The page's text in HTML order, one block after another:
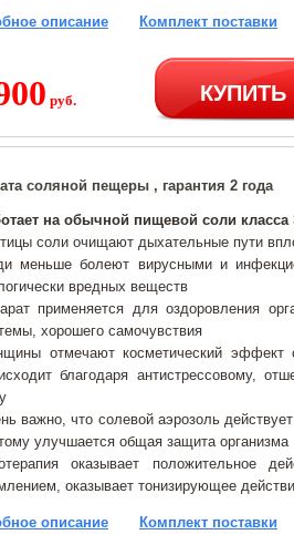
описание Комплект поставки
руб. КУПИТЬ
соляной пещеры , гарантия 2 года
на обычной пищевой соли
соли очищают дыхательные пути
меньше болеют вирусными и
вредных веществ
применяется для оздоровления
хорошего самочувствия
отмечают косметический эффект
благодаря антистрессовому,
важно, что солевой аэрозоль
улучшается общая защита организма
оказывает положительное
оказывает тонизирующее
описание Комплект поставки